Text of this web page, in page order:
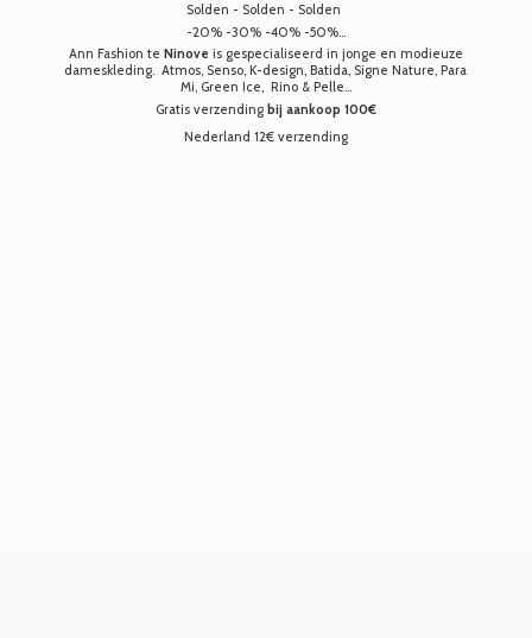
Solden - Solden - Solden
-20% -30% -40% -50%...
Ann Fashion te Ninove is gespecialiseerd in jonge en modieuze
dameskleding. Atmos, Senso, K-design, Batida, Signe Nature, Para
Mi, Green Ice, Rino & Pelle...
Gratis verzending bij aankoop 100€
Nederland 12€ verzending